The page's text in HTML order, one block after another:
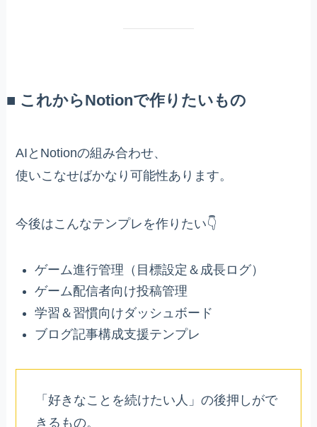
■ これからNotionで作りたいもの
AIとNotionの組み合わせ、
使いこなせばかなり可能性あります。
今後はこんなテンプレを作りたい👇
ゲーム進行管理（目標設定＆成長ログ）
ゲーム配信者向け投稿管理
学習＆習慣向けダッシュボード
ブログ記事構成支援テンプレ
「好きなことを続けたい人」の後押しがで
きるもの。